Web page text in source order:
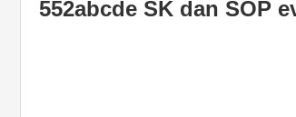
552abcde SK dan SOP